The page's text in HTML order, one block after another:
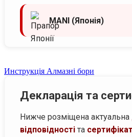
MANI (Японія)
Инструкція Алмазні бори
Декларація та
Нижче розміщена актуальна
відповідності та сертифікат